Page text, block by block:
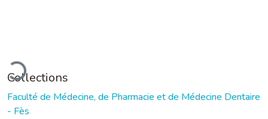
Collections
Faculté de Médecine, de Pharmacie et de Médecine Dentaire
- Fès